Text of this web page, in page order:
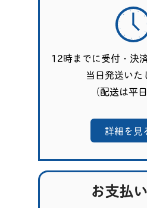
12時までに受付・決
当日発送いた
（配送は平
詳細を見
お支払